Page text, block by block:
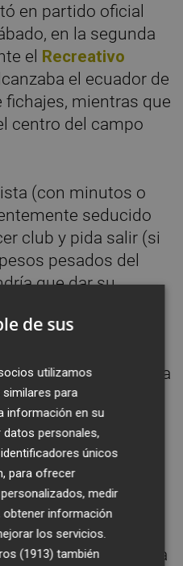
en partido oficial
en la segunda
el Recreativo
el ecuador de
fichajes, mientras que
centro del campo
(con minutos o
seducido
club y pida salir (si
pesados del
que dar su
e instar al
de rescisión,
gratis), en el
causaría baja
recordar que
licencias libres en
ni sub-23), de
ha de ir seguida
ocurriera con
de Rubén Belima
representa una
de sus
utilizamos
para
información en su
personales,
únicos
para ofrecer
medir
obtener información
los servicios.
(1913) también